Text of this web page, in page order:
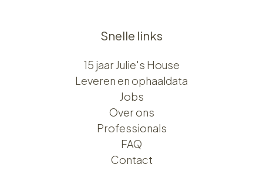
Snelle links
15 jaar Julie's House
Leveren en ophaaldata
Jobs
Over ons​​
Professionals
FAQ
Contact